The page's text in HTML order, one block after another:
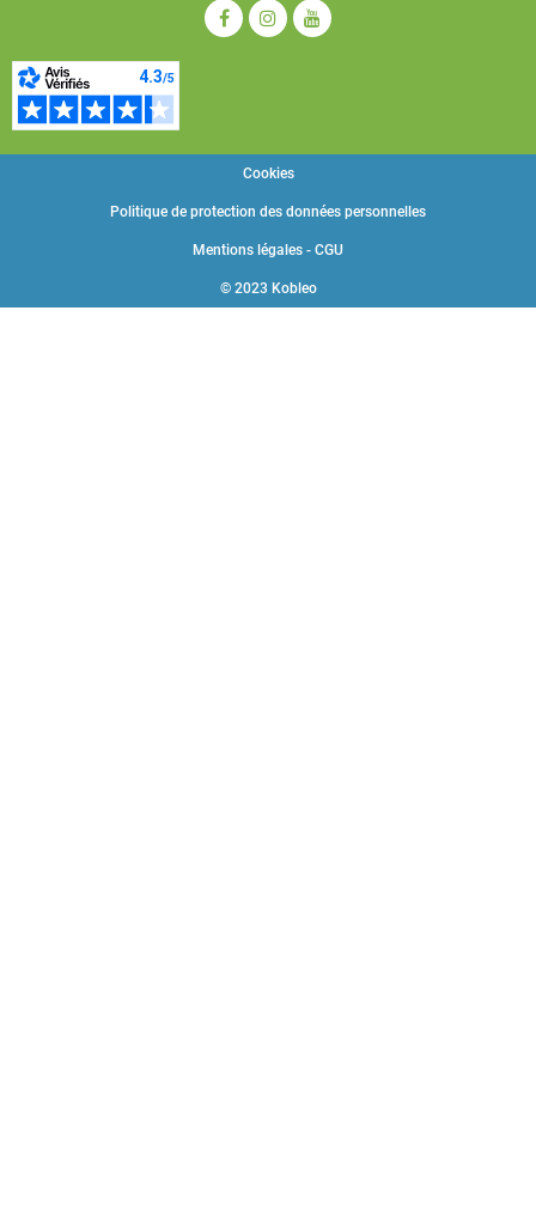
© 2023 Kobleo
Mentions légales - CGU
Politique de protection des données personnelles
Cookies